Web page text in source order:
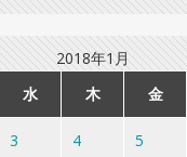
2018年1月
水 木 金
3 4 5